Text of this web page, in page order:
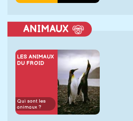
ANIMAUX
LES ANIMAUX
DU FROID
Qui sont les
animaux ?